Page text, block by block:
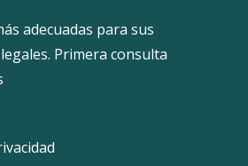
adecuadas para sus
Primera consulta